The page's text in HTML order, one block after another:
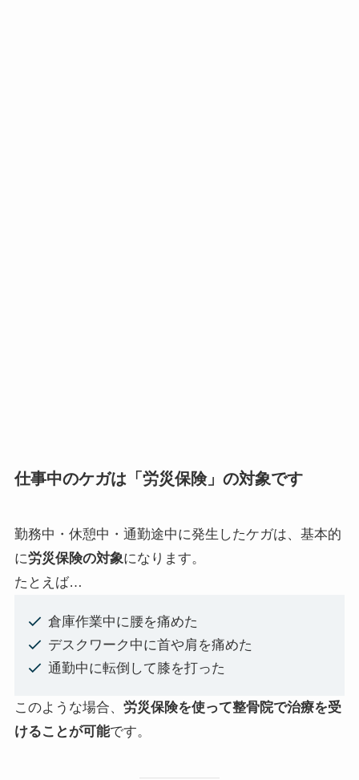
仕事中のケガは「労災保険」の対象です
勤務中・休憩中・通勤途中に発生したケガは、基本的
に労災保険の対象になります。
たとえば…
倉庫作業中に腰を痛めた
デスクワーク中に首や肩を痛めた
通勤中に転倒して膝を打った
このような場合、 労災保険を使って整骨院で治療を受
けることが可能です。